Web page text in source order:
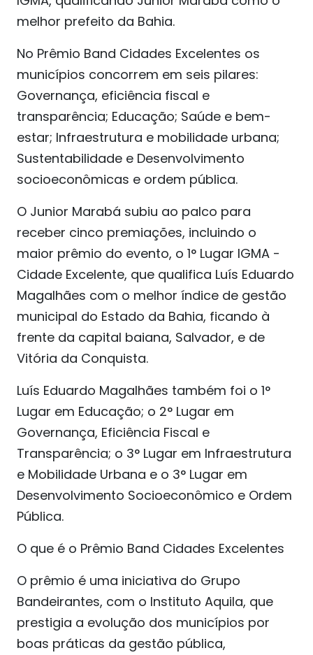
melhor prefeito da Bahia.
No Prêmio Band Cidades Excelentes os
municípios concorrem em seis pilares:
Governança, eficiência fiscal e
transparência; Educação; Saúde e bem-
estar; Infraestrutura e mobilidade urbana;
Sustentabilidade e Desenvolvimento
socioeconômicas e ordem pública.
O Junior Marabá subiu ao palco para
receber cinco premiações, incluindo o
maior prêmio do evento, o 1° Lugar IGMA -
Cidade Excelente, que qualifica Luís Eduardo
Magalhães com o melhor índice de gestão
municipal do Estado da Bahia, ficando à
frente da capital baiana, Salvador, e de
Vitória da Conquista.
Luís Eduardo Magalhães também foi o 1°
Lugar em Educação; o 2° Lugar em
Governança, Eficiência Fiscal e
Transparência; o 3° Lugar em Infraestrutura
e Mobilidade Urbana e o 3° Lugar em
Desenvolvimento Socioeconômico e Ordem
Pública.
O que é o Prêmio Band Cidades Excelentes
O prêmio é uma iniciativa do Grupo
Bandeirantes, com o Instituto Aquila, que
prestigia a evolução dos municípios por
boas práticas da gestão pública,